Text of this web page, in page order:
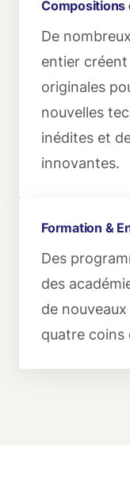
Compositions
De
entier
originales
nouvelles
inédites et
innovantes.
Formation &
Des
des
de
quatre coins